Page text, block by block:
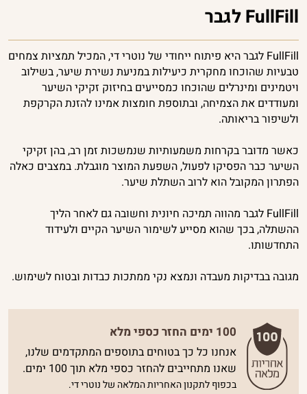
FullFill לגבר
FullFill לגבר היא פיתוח ייחודי של נוטרי די, המכיל תמציות צמחים
טבעיות שהוכחו מחקרית כיעילות במניעת נשירת שיער, בשילוב
ויטמינים ומינרלים שהוכחו כמסייעים בחיזוק זקיקי השיער
ומעודדים את הצמיחה, ובתוספת חומצות אמינו להזנת הקרקפת
ולשיפור בריאותה.
כאשר מדובר בקרחות משמעותיות שנמשכות זמן רב, בהן זקיקי
השיער כבר הפסיקו לפעול, השפעת המוצר מוגבלת. במצבים כאלה
הפתרון המקובל הוא לרוב השתלת שיער.
FullFill לגבר מהווה תמיכה חיונית וחשובה גם לאחר הליך
ההשתלה, בכך שהוא מסייע לשימור השיער הקיים ולעידוד
התחדשותו.
מגובה בבדיקות מעבדה ונמצא נקי ממתכות כבדות ובטוח לשימוש.
100 ימים החזר כספי מלא
אנחנו כל כך בטוחים בתוספים המתקדמים שלנו,
שאנו מתחייבים להחזר כספי מלא תוך 100 ימים.
בכפוף לתקנון האחריות המלאה של נוטרי די.